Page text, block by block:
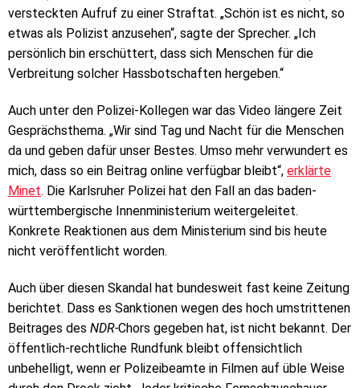
versteckten Aufruf zu einer Straftat. „Schön ist es nicht, so
etwas als Polizist anzusehen“, sagte der Sprecher. „Ich
persönlich bin erschüttert, dass sich Menschen für die
Verbreitung solcher Hassbotschaften hergeben.“
Auch unter den Polizei-Kollegen war das Video längere Zeit
Gesprächsthema. „Wir sind Tag und Nacht für die Menschen
da und geben dafür unser Bestes. Umso mehr verwundert es
mich, dass so ein Beitrag online verfügbar bleibt“, erklärte
Minet. Die Karlsruher Polizei hat den Fall an das baden-
württembergische Innenministerium weitergeleitet.
Konkrete Reaktionen aus dem Ministerium sind bis heute
nicht veröffentlicht worden.
Auch über diesen Skandal hat bundesweit fast keine Zeitung
berichtet. Dass es Sanktionen wegen des hoch umstrittenen
Beitrages des NDR-Chors gegeben hat, ist nicht bekannt. Der
öffentlich-rechtliche Rundfunk bleibt offensichtlich
unbehelligt, wenn er Polizeibeamte in Filmen auf üble Weise